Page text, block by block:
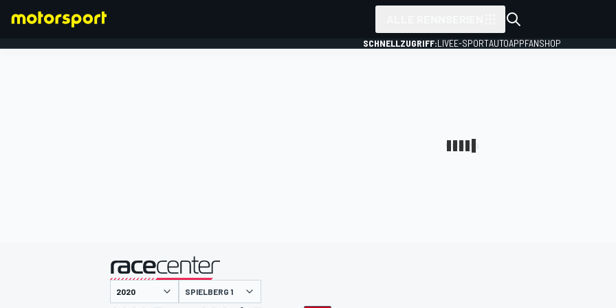
SCHNELLZUGRIFF:LIVEE-SPORTAUTOAPPFANSHOP
SPIELBERG 1